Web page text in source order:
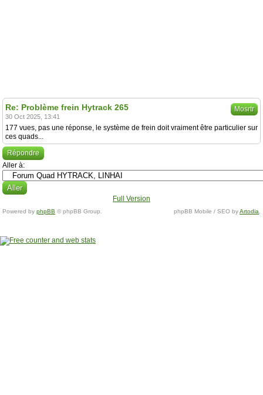
Mosrtr
Re: Problème frein Hytrack 265
30 Oct 2025, 13:41
177 vues, pas une réponse, le système de frein doit vraiment être particulier sur
ces quads...
Répondre
Aller à:
Full Version
Powered by phpBB © phpBB Group. phpBB Mobile / SEO byArtodia